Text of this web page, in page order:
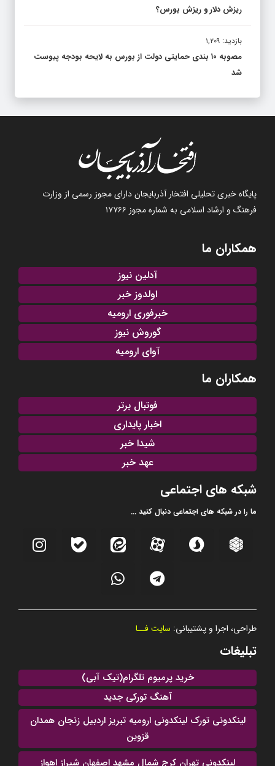
ریزش دلار و ریزش بورس؟
بازدید: ۱,۲۰۹
مصوبه ۱۰ بندی حمایتی دولت از بورس به لایحه بودجه پیوست
شد
پایگاه خبری تحلیلی افتخار آذربایجان دارای مجوز رسمی از وزارت
فرهنگ و ارشاد اسلامی به شماره مجوز ۱۷۷۶۶
همکاران ما
آدلین نیوز
اولدوز خبر
خبرفوری ارومیه
گوروش نیوز
آوای ارومیه
همکاران ما
فوتبال برتر
اخبار پایداری
شیدا خبر
عهد خبر
شبکه های اجتماعی
ما را در شبکه های اجتماعی دنبال کنید ...
طراحی، اجرا و پشتیبانی: سایت فــا
تبلیغات
خرید پرمیوم تلگرام(تیک آبی)
آهنگ تورکی جدید
لینکدونی تورک لینکدونی ارومیه تبریز اردبیل زنجان همدان
قزوین
لینکدونی تهران کرج شمال مشهد اصفهان شیراز اهواز